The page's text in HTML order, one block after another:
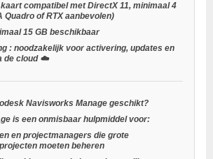
compatibel met DirectX 11, minimaal 4
Quadro of RTX aanbevolen)
15 GB beschikbaar
: noodzakelijk voor activering, updates en
de cloud ☁️
Navisworks Manage geschikt?
is een onmisbaar hulpmiddel voor:
en projectmanagers die grote
moeten beheren